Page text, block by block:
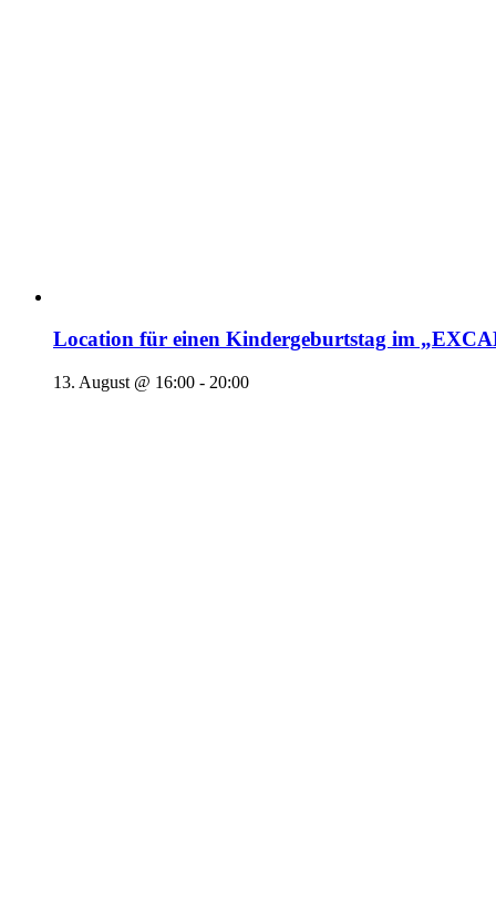
Location für einen Kindergeburtstag im
13. August @ 16:00 - 20:00